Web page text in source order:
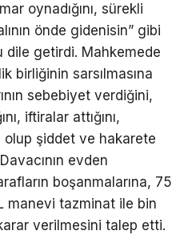
oynadığını, sürekli
önde gidenisin” gibi
dile getirdi. Mahkemede
birliğinin sarsılmasına
sebebiyet verdiğini,
iftiralar attığını,
olup şiddet ve hakarete
evden
boşanmalarına, 75
manevi tazminat ile bin
verilmesini talep etti.